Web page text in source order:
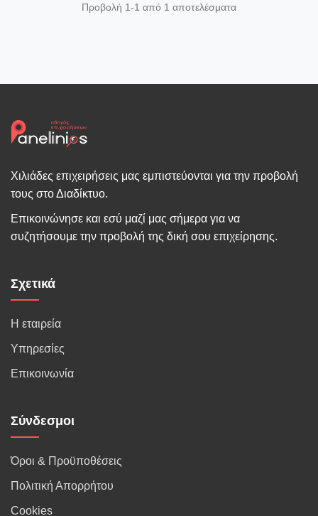
Προβολή 1-1 από 1 αποτελέσματα
Χιλιάδες επιχειρήσεις μας εμπιστεύονται για την προβολή
τους στο Διαδίκτυο.
Επικοινώνησε και εσύ μαζί μας σήμερα για να
συζητήσουμε την προβολή της δική σου επιχείρησης.
Σχετικά
Η εταιρεία
Υπηρεσίες
Επικοινωνία
Σύνδεσμοι
Όροι & Προϋποθέσεις
Πολιτική Απορρήτου
Cookies